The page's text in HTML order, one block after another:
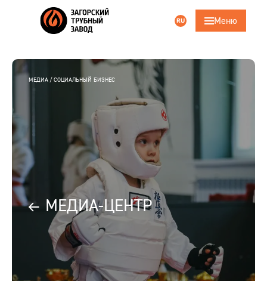
RU Меню
Поиск
Главная
Продукция
Трубошпунт
Услуги
Ответственность
МЕДИА СОЦИАЛЬНЫЙ БИЗНЕС
МЕДИА-ЦЕНТР